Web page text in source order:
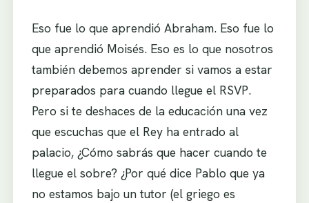
Eso fue lo que aprendió Abraham. Eso fue lo
que aprendió Moisés. Eso es lo que nosotros
también debemos aprender si vamos a estar
preparados para cuando llegue el RSVP.
Pero si te deshaces de la educación una vez
que escuchas que el Rey ha entrado al
palacio, ¿Cómo sabrás que hacer cuando te
llegue el sobre? ¿Por qué dice Pablo que ya
no estamos bajo un tutor (el griego es